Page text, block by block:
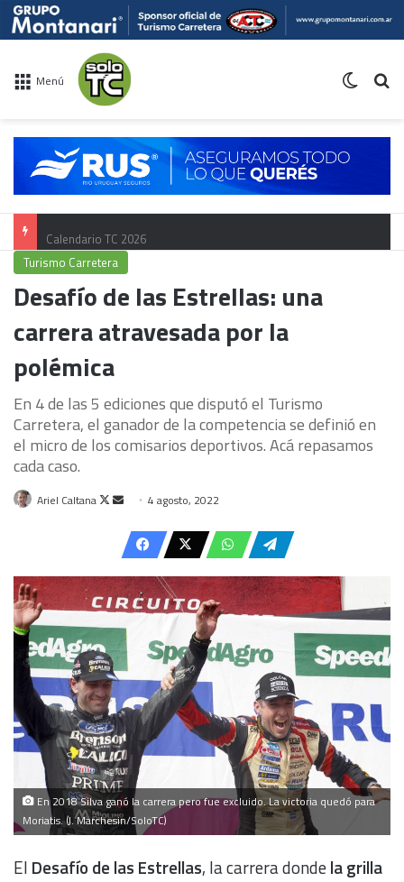
Menú
Calendario TC 2026
Turismo Carretera
Desafío de las Estrellas: una
carrera atravesada por la
polémica
En 4 de las 5 ediciones que disputó el Turismo
Carretera, el ganador de la competencia se definió en
el micro de los comisarios deportivos. Acá repasamos
cada caso.
Ariel Caltana
Follow
Send
email
4 agosto, 2022
En 2018 Silva ganó la carrera pero fue excluido. La victoria quedó para
Moriatis. (J. Marchesin/SoloTC)
El Desafío de las Estrellas, la carrera dondela grilla